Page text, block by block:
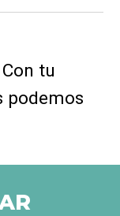
tu
podemos